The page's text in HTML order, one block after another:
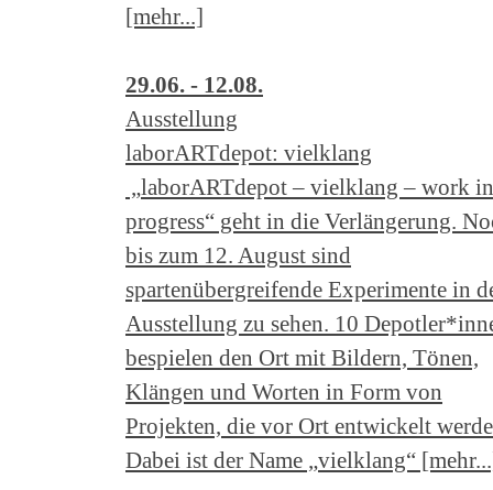
[mehr...]
29.06. - 12.08.
Ausstellung
laborARTdepot: vielklang
„laborARTdepot – vielklang – work in
progress“ geht in die Verlängerung.
bis zum 12. August sind
spartenübergreifende Experimente in
Ausstellung zu sehen. 10
bespielen den Ort mit Bildern, Tönen,
Klängen und Worten in Form von
Projekten, die vor Ort entwickelt
Dabei ist der Name „vielklang“